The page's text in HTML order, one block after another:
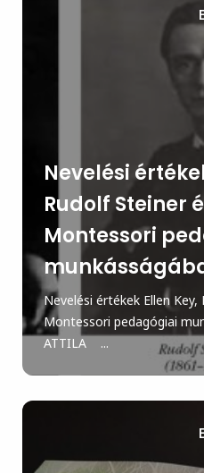
Nevelési
Rudolf Steiner
Montessori
Nevelési értékek Ellen
Montessori pedagógiai
ATTILA ...